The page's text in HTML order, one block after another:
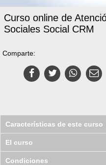
Curso online de
Sociales Social CRM
Comparte:
Características de este curso
El curso
Condiciones